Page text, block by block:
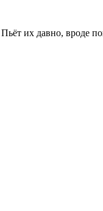
их давно, вроде